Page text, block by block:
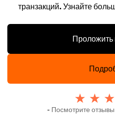
транзакций. Узнайте
- Посмотрите